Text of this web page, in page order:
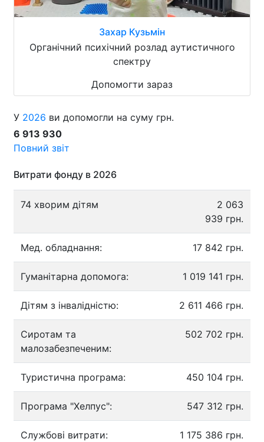
Захар Кузьмін
Органічний психічний розлад аутистичного
спектру
Допомогти зараз
У 2026 ви допомогли на суму грн.
6 913 930
Повний звіт
Витрати фонду в 2026
74 хворим дітям
2 063
939 грн.
Мед. обладнання: 17 842 грн.
Гуманітарна допомога: 1 019 141 грн.
Дітям з інвалідністю: 2 611 466 грн.
Сиротам та
малозабезпеченим:
502 702 грн.
Туристична програма: 450 104 грн.
Програма "Хелпус": 547 312 грн.
Службові витрати: 1 175 386 грн.